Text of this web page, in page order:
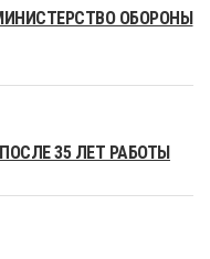
ОБОРОНЫ
35 ЛЕТ РАБОТЫ